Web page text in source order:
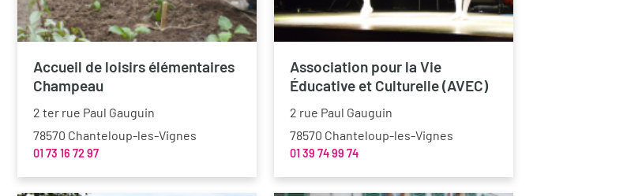
Accueil de loisirs élémentaires
Champeau
2 ter rue Paul Gauguin
78570 Chanteloup-les-Vignes
01 73 16 72 97
Association pour la Vie
Éducative et Culturelle (AVEC)
2 rue Paul Gauguin
78570 Chanteloup-les-Vignes
01 39 74 99 74